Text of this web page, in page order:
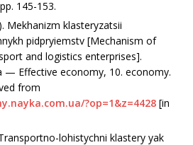
145-153.
Mekhanizm klasteryzatsii
pidpryiemstv [Mechanism of
and logistics enterprises].
— Effective economy, 10. economy.
from
?op=1&z=4428 [in
lohistychni klastery yak